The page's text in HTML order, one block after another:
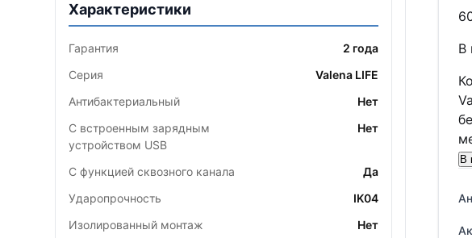
Характеристики
Гарантия
2 года
Серия
Valena LIFE
Антибактериальный
Нет
С встроенным зарядным
устройством USB
Нет
С функцией сквозного канала
Да
Ударопрочность
IK04
Изолированный монтаж
Нет
В
В